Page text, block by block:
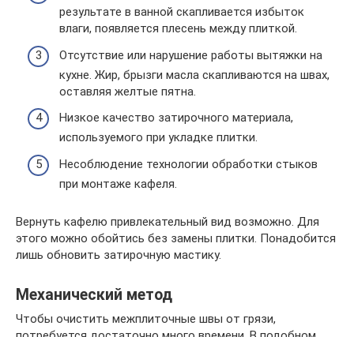
результате в ванной скапливается избыток
влаги, появляется плесень между плиткой.
Отсутствие или нарушение работы вытяжки на
кухне. Жир, брызги масла скапливаются на швах,
оставляя желтые пятна.
Низкое качество затирочного материала,
используемого при укладке плитки.
Несоблюдение технологии обработки стыков
при монтаже кафеля.
Вернуть кафелю привлекательный вид возможно. Для
этого можно обойтись без замены плитки. Понадобится
лишь обновить затирочную мастику.
Механический метод
Чтобы очистить межплиточные швы от грязи,